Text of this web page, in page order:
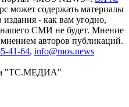
может содержать материалы
- как вам угодно,
нашего СМИ не будет. Мнение
авторов публикаций.
41-64, info@mos.news
"ТС.МЕДИА"